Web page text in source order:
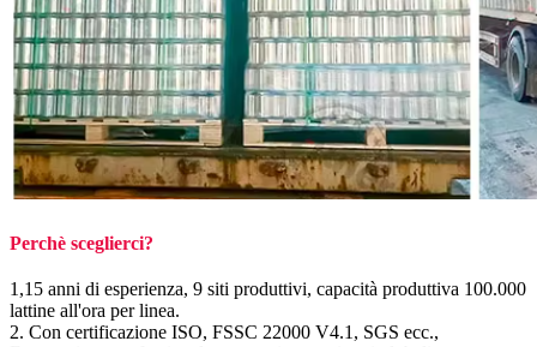
Perchè sceglierci?
1,15 anni di esperienza, 9 siti produttivi, capacità produttiva 100.000
lattine all'ora per linea.
2. Con certificazione ISO, FSSC 22000 V4.1, SGS ecc.,